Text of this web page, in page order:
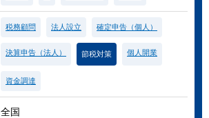
税務顧問 法人設立 確定申告（個人）
決算申告（法人） 節税対策 個人開業
資金調達
全国